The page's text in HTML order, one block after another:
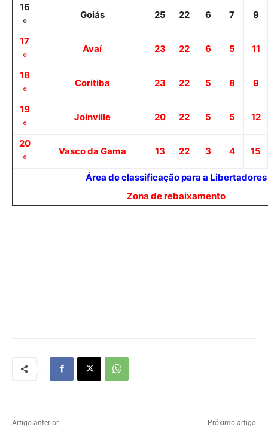
16
º
Goiás 25 22 6 7 9
17
º
Avaí 23 22 6 5 11
18
º
Coritiba 23 22 5 8 9
19
º
Joinville 20 22 5 5 12
20
º
Vasco da Gama 13 22 3 4 15
Área de classificação para a Libertadores
Zona de rebaixamento
Artigo anterior Próximo artigo